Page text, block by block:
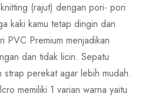
(rajut) dengan pori- pori
kaki kamu tetap dingin dan
PVC Premium menjadikan
dan tidak licin. Sepatu
perekat agar lebih mudah.
memiliki 1 varian warna yaitu